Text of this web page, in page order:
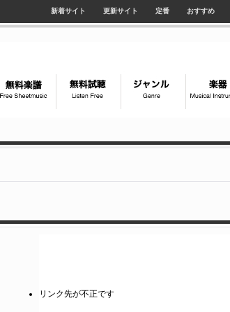
新着サイト 更新サイト 定番 おすすめ
リンク先が不正です